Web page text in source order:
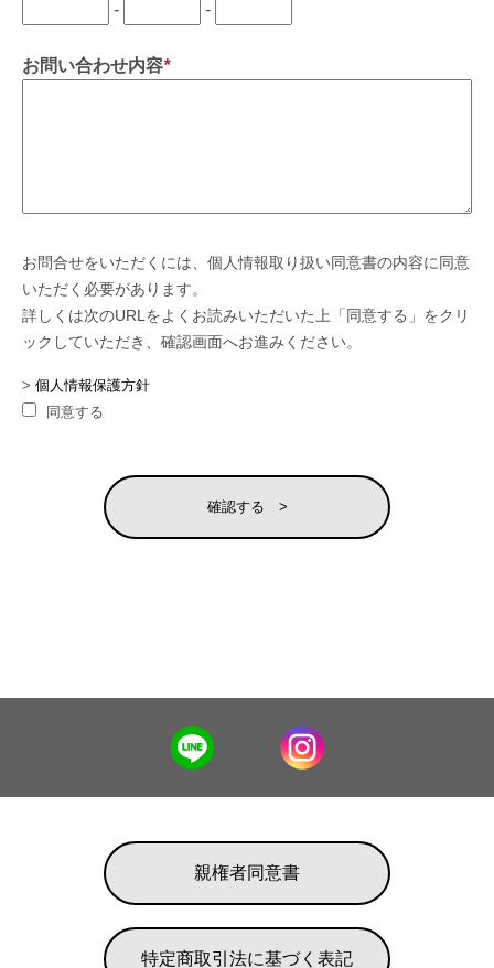
-
-
お問い合わせ内容*
お問合せをいただくには、個人情報取り扱い同意書の内容に同意
いただく必要があります。
詳しくは次のURLをよくお読みいただいた上「同意する」をクリ
ックしていただき、確認画面へお進みください。
> 個人情報保護方針
同意する
親権者同意書
特定商取引法に基づく表記